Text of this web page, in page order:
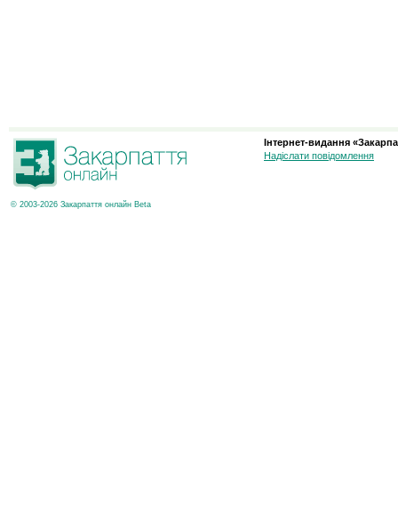
© 2003-2026 Закарпаття онлайн Beta
Інтернет-видання
Надіслати повідомлення